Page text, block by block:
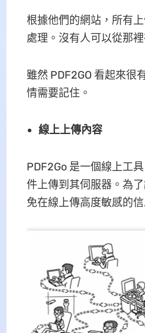
根據他們的網站，所有
處理。沒有人可以從那
雖然 PDF2GO 看起來很
情需要記住。
線上上傳內容
PDF2Go 是一個線上工
件上傳到其伺服器。為
免在線上傳高度敏感的